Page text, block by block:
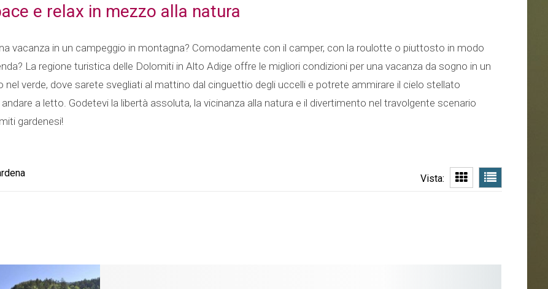
e relax in mezzo alla natura
vacanza in un campeggio in montagna? Comodamente con il camper, con la roulotte o piuttosto in modo
La regione turistica delle Dolomiti in Alto Adige offre le migliori condizioni per una vacanza da sogno in un
nel verde, dove sarete svegliati al mattino dal cinguettio degli uccelli e potrete ammirare il cielo stellato
a letto. Godetevi la libertà assoluta, la vicinanza alla natura e il divertimento nel travolgente scenario
gardenesi!
Vista: